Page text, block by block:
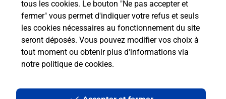
tous les cookies. Le bouton "Ne pas accepter et
fermer" vous permet d'indiquer votre refus et seuls
les cookies nécessaires au fonctionnement du site
seront déposés. Vous pouvez modifier vos choix à
tout moment ou obtenir plus d'informations via
notre politique de cookies.
Localiser Liste Allier HURIEL